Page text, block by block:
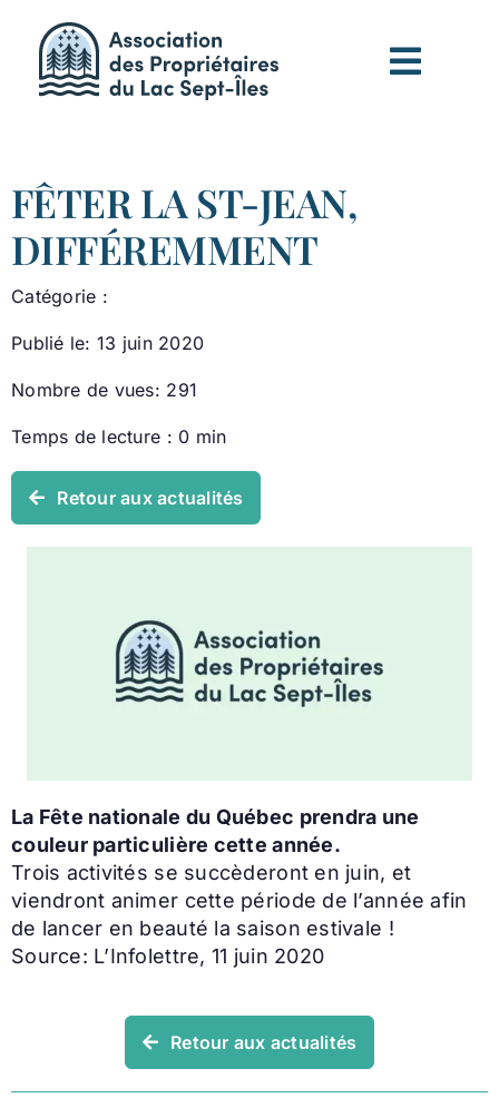
contenu
FÊTER LA ST-JEAN,
DIFFÉREMMENT
Catégorie :
Publié le: 13 juin 2020
Nombre de vues: 291
Temps de lecture : 0 min
Retour aux actualités
La Fête nationale du Québec prendra une
couleur particulière cette année.
Trois activités se succèderont en juin, et
viendront animer cette période de l’année afin
de lancer en beauté la saison estivale !
Source: L’Infolettre, 11 juin 2020
Retour aux actualités